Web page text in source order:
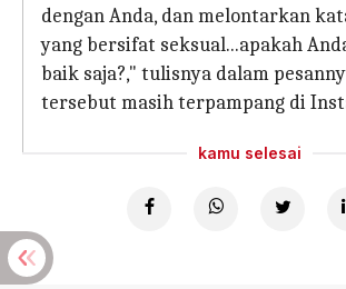
dengan Anda, dan melontarkan
yang bersifat seksual...apakah
baik saja?," tulisnya dalam
tersebut masih terpampang di
kamu selesai